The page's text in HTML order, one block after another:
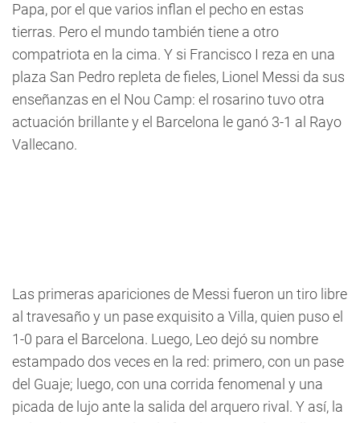
Papa, por el que varios inflan el pecho en estas
tierras. Pero el mundo también tiene a otro
compatriota en la cima. Y si Francisco I reza en una
plaza San Pedro repleta de fieles, Lionel Messi da sus
enseñanzas en el Nou Camp: el rosarino tuvo otra
actuación brillante y el Barcelona le ganó 3-1 al Rayo
Vallecano.
Las primeras apariciones de Messi fueron un tiro libre
al travesaño y un pase exquisito a Villa, quien puso el
1-0 para el Barcelona. Luego, Leo dejó su nombre
estampado dos veces en la red: primero, con un pase
del Guaje; luego, con una corrida fenomenal y una
picada de lujo ante la salida del arquero rival. Y así, la